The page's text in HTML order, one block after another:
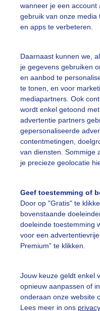
wanneer je een account
gebruik van onze media
en apps te verbeteren.
Daarnaast kunnen we,
je gegevens gebruiken
en aanbod te
te tonen, en voor
mediapartners. Ook
wordt enkel getoond
advertentie partners
gepersonaliseerde
contentmetingen,
van diensten. Sommige
je precieze geolocatie
Geef toestemming of
Door op "Gratis" te
bovenstaande
doeleinde toestemming
voor een
Premium” te klikken.
Jouw keuze geldt enkel
opnieuw aanpassen of
onderaan onze website
Lees meer in ons
wat regen
Jannes Wiersema
Regen Onweer
slideshow
vragen